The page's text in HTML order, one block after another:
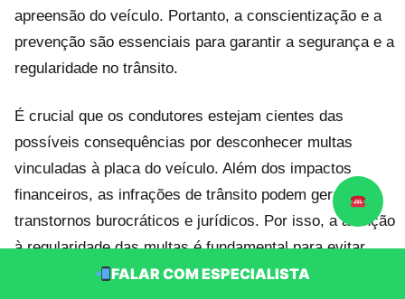
apreensão do veículo. Portanto, a conscientização e a
prevenção são essenciais para garantir a segurança e a
regularidade no trânsito.
É crucial que os condutores estejam cientes das
possíveis consequências por desconhecer multas
vinculadas à placa do veículo. Além dos impactos
financeiros, as infrações de trânsito podem gerar
transtornos burocráticos e jurídicos. Por isso, a atenção
à regularidade das multas é fundamental para evitar
complicações no futuro e manter uma conduta
FALAR COM ESPECIALISTA